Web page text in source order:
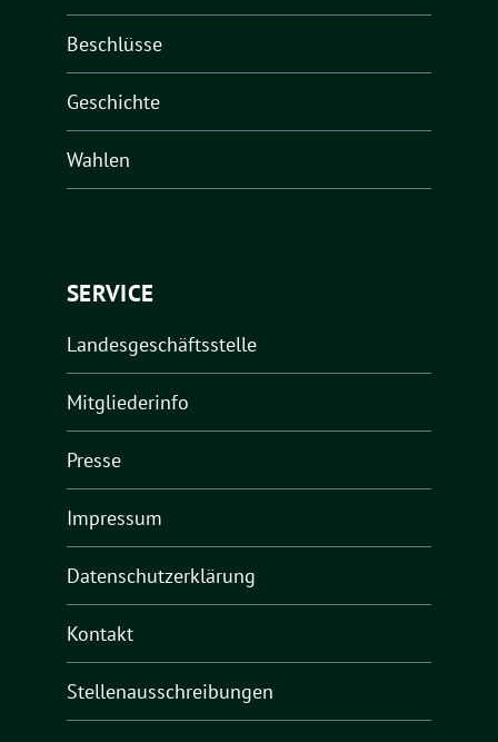
Beschlüsse
Geschichte
Wahlen
SERVICE
Landesgeschäftsstelle
Mitgliederinfo
Presse
Impressum
Datenschutzerklärung
Kontakt
Stellenausschreibungen